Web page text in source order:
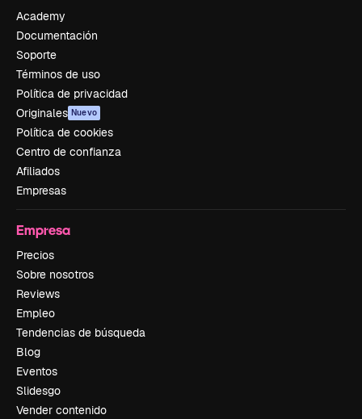
Academy
Documentación
Soporte
Términos de uso
Política de privacidad
Originales Nuevo
Política de cookies
Centro de confianza
Afiliados
Empresas
Empresa
Precios
Sobre nosotros
Reviews
Empleo
Tendencias de búsqueda
Blog
Eventos
Slidesgo
Vender contenido